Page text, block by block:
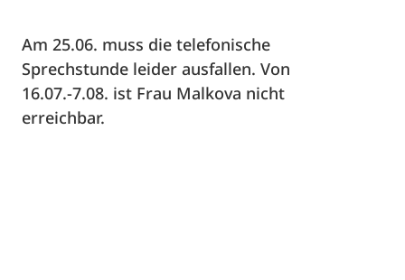
Am 25.06. muss die telefonische
Sprechstunde leider ausfallen. Von
16.07.-7.08. ist Frau Malkova nicht
erreichbar.